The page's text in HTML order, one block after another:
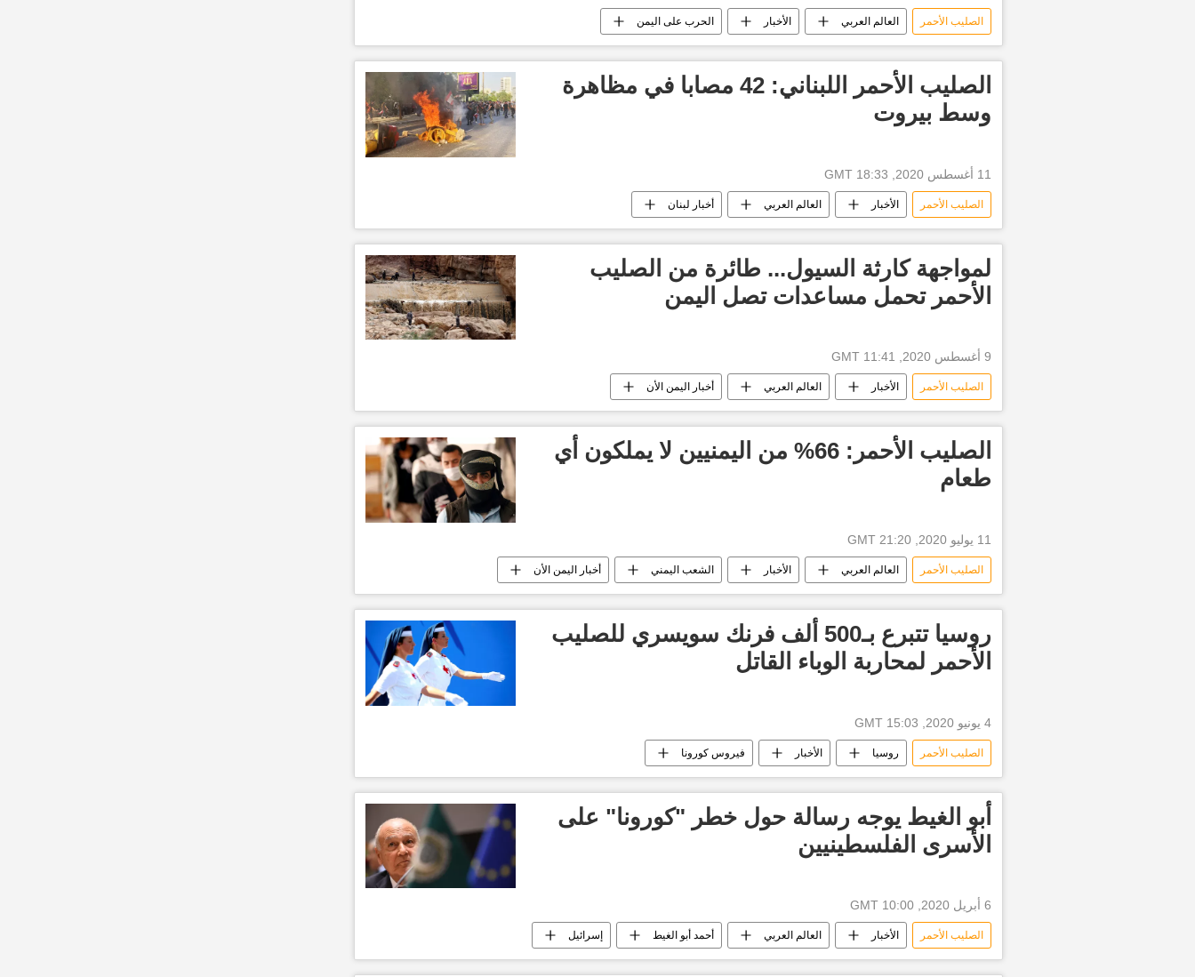
الصليب الأحمر العالم العربي الأخبار الحرب على اليمن
الصليب الأحمر اللبناني: 42 مصابا في مظاهرة
وسط بيروت
11 أغسطس 2020, 18:33 GMT
الصليب الأحمر الأخبار العالم العربي أخبار لبنان
لمواجهة كارثة السيول... طائرة من الصليب
الأحمر تحمل مساعدات تصل اليمن
9 أغسطس 2020, 11:41 GMT
الصليب الأحمر الأخبار العالم العربي أخبار اليمن الأن
الصليب الأحمر: 66% من اليمنيين لا يملكون أي
طعام
11 يوليو 2020, 21:20 GMT
الصليب الأحمر العالم العربي الأخبار الشعب اليمني أخبار اليمن الأن
روسيا تتبرع بـ500 ألف فرنك سويسري للصليب
الأحمر لمحاربة الوباء القاتل
4 يونيو 2020, 15:03 GMT
الصليب الأحمر روسيا الأخبار فيروس كورونا
أبو الغيط يوجه رسالة حول خطر "كورونا" على
الأسرى الفلسطينيين
6 أبريل 2020, 10:00 GMT
الصليب الأحمر الأخبار العالم العربي أحمد أبو الغيط إسرائيل